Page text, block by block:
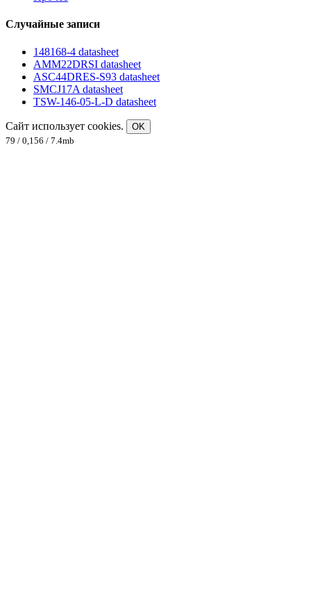
Случайные записи
148168-4 datasheet
AMM22DRSI datasheet
ASC44DRES-S93 datasheet
SMCJ17A datasheet
TSW-146-05-L-D datasheet
Сайт использует cookies.
OK
79 / 0,156 / 7.4mb